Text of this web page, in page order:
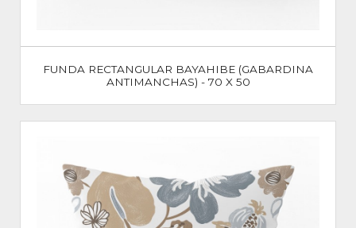
FUNDA RECTANGULAR BAYAHIBE (GABARDINA
ANTIMANCHAS) - 70 X 50